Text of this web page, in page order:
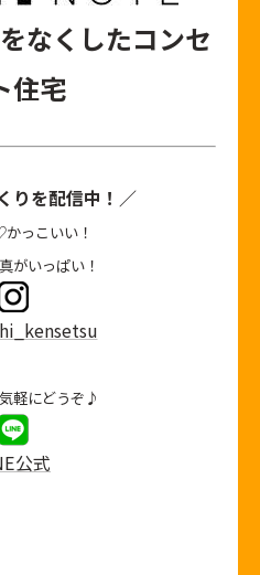
なくしたコンセ
住宅
りを配信中！／
っこいい！
がいっぱい！
軽にどうぞ♪
公式